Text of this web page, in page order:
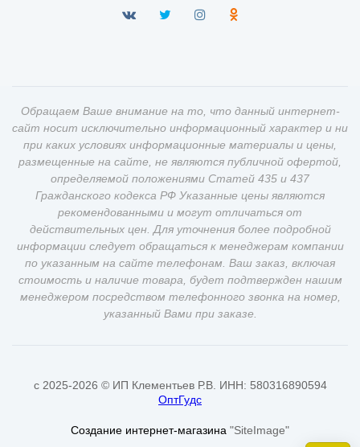
Обращаем Ваше внимание на то, что данный интернет-
сайт носит исключительно информационный характер и ни
при каких условиях информационные материалы и цены,
размещенные на сайте, не являются публичной офертой,
определяемой положениями Статей 435 и 437
Гражданского кодекса РФ Указанные цены являются
рекомендованными и могут отличаться от
действительных цен. Для уточнения более подробной
информации следует обращаться к менеджерам компании
по указанным на сайте телефонам. Ваш заказ, включая
стоимость и наличие товара, будет подтвержден нашим
менеджером посредством телефонного звонка на номер,
указанный Вами при заказе.
c 2025-2026 © ИП Клементьев Р.В. ИНН: 580316890594
ОптГудс
Создание интернет-магазина "SiteImage"